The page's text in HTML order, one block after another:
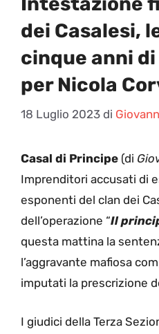
dei Casalesi,
cinque anni
per Nicola
18 Luglio 2023 di
Casal di Principe (di
Imprenditori accusati di
esponenti del clan dei
dell’operazione “Il
questa mattina la
l’aggravante mafiosa
imputati la prescrizione
I giudici della Terza